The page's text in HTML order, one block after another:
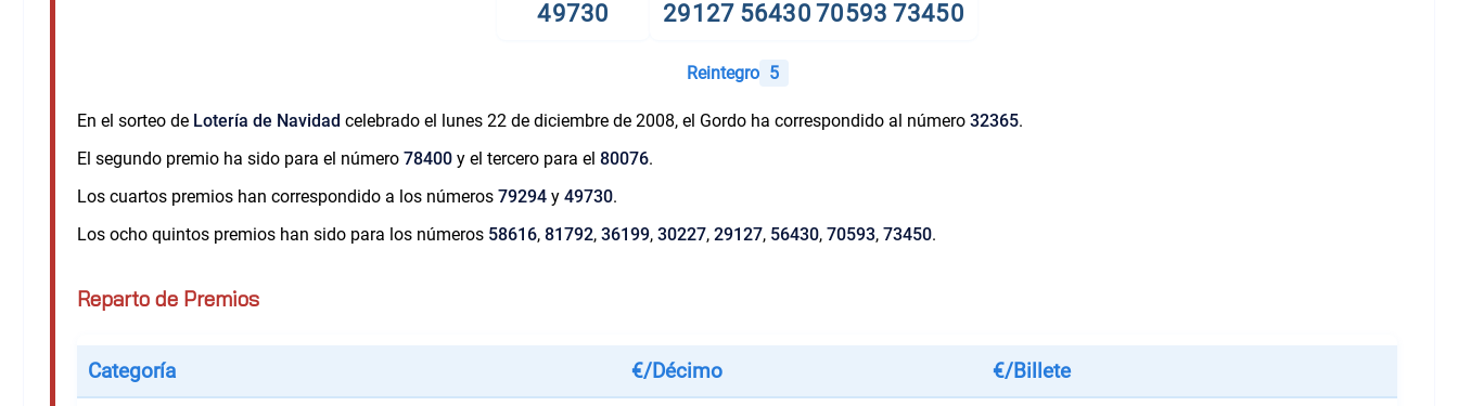
49730
29127 56430 70593 73450
Reintegro 5
En el sorteo de Lotería de Navidad celebrado el lunes 22 de diciembre de 2008, el Gordo ha correspondido al número 32365.
El segundo premio ha sido para el número 78400y el tercero para el 80076.
Los cuartos premios han correspondido a los números 79294y 49730.
Los ocho quintos premios han sido para los números 58616, 81792, 36199, 30227, 29127, 56430, 70593, 73450.
Reparto de Premios
Categoría €/Décimo €/Billete